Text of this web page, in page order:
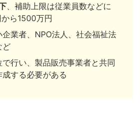
、補助上限は従業員数などに
ら1500万円
業者、NPO法人、社会福祉法
ど
行い、製品販売事業者と共同
する必要がある